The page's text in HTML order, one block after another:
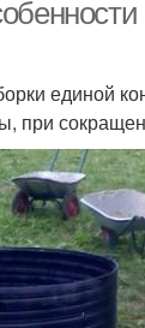
единой
при